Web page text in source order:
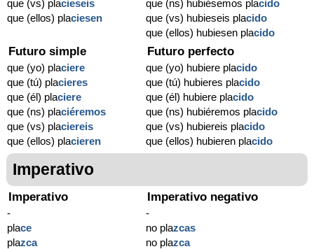
que (vs) placieseis
que (ellos) placiesen
que (ns) hubiésemos placido
que (vs) hubieseis placido
que (ellos) hubiesen placido
Futuro simple
que (yo) placiere
que (tú) placieres
que (él) placiere
que (ns) placiéremos
que (vs) placiereis
que (ellos) placieren
Futuro perfecto
que (yo) hubiere placido
que (tú) hubieres placido
que (él) hubiere placido
que (ns) hubiéremos placido
que (vs) hubiereis placido
que (ellos) hubieren placido
Imperativo
Imperativo
-
place
plazca
Imperativo negativo
-
no plazcas
no plazca